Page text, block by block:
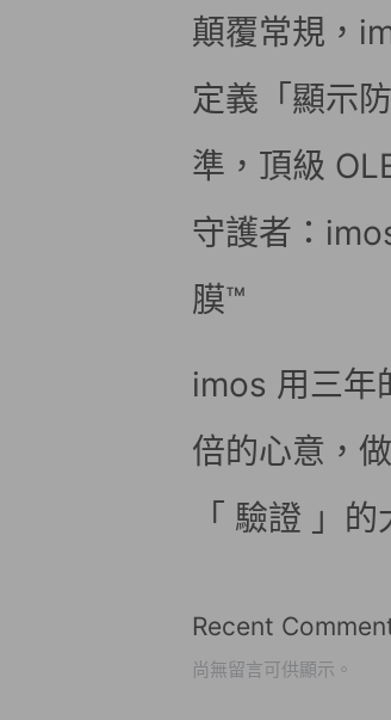
顛覆常規，
定義「顯示
準，頂級
守護者：
膜™
imos 用三年
倍的心意，
「 驗證 」
Recent
尚無留言可供顯示。